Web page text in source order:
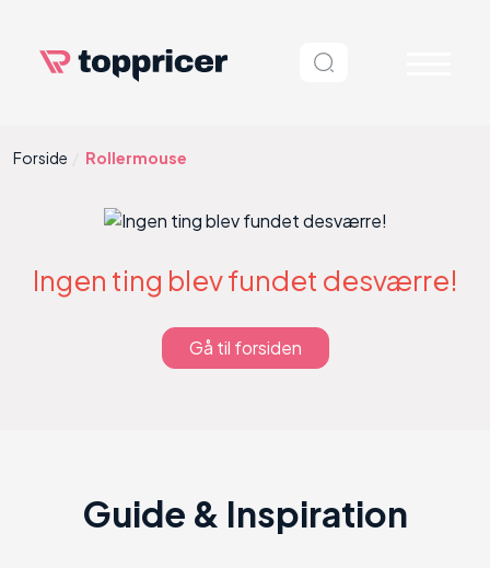
Forside Rollermouse
Ingen ting blev fundet desværre!
Gå til forsiden
Guide & Inspiration